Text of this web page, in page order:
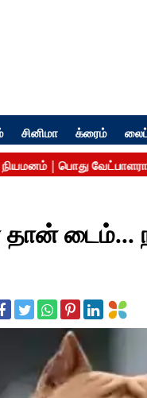
சினிமா க்ரைம்
டைம்...